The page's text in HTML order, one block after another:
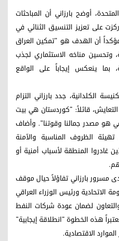
أوضح بارزاني أن المباحثات
على تعزيز التنسيق الثنائي في
مؤكداً أن الهدف هو "تمكين العراق
وتحسين مناخه الاستثماري لجذب
بما ينعكس إيجاباً على الواقع
الكلدانية، جدد بارزاني التزام
قائلاً: "كوردستان هي بيت
هو مصدر جمالنا وقوتنا". وأضاف
الظروف المناسبة والآمنة
غادروا المنطقة لأسباب أمنية أو
مسرور بارزاني تفاؤلاً حيال موقف
الاتحادية ورئيس الوزراء العراقي
لضمان عودة شركات النفط
هذه الخطوة "انطلاقة إيجابية"
الاقتصادية.